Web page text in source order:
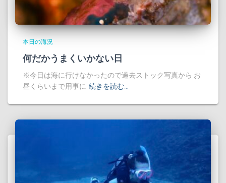
本日の海況
何だかうまくいかない日
※今日は海に行けなかったので過去ストック写真から お
昼くらいまで用事に 続きを読む…